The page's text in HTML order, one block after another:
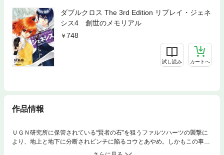
ダブルクロス The 3rd Edition リプレイ・ジェネ
シス4 創世のメモリアル
748
試し読み カートへ
作品情報
ＵＧＮ研究所に保管されている“賢者の石”を狙うファルツハーツの襲撃に
より、地上と地下に分断されピンチに陥るコウとあやめ。しかもこの事件
の裏にはある男の存在が……。絆と裏切りのネオ・アクション第二弾！